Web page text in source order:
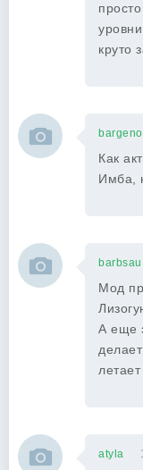
круто
Как
Имба,
barbsau
Мод
А еще
atyla